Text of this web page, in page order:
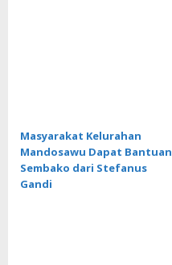
Masyarakat Kelurahan
Mandosawu Dapat Bantuan
Sembako dari Stefanus
Gandi